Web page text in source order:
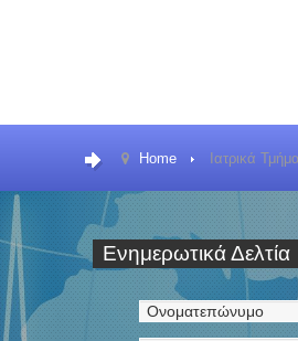
Home Ιατρικά
ΕνημερωτικάΔελτία